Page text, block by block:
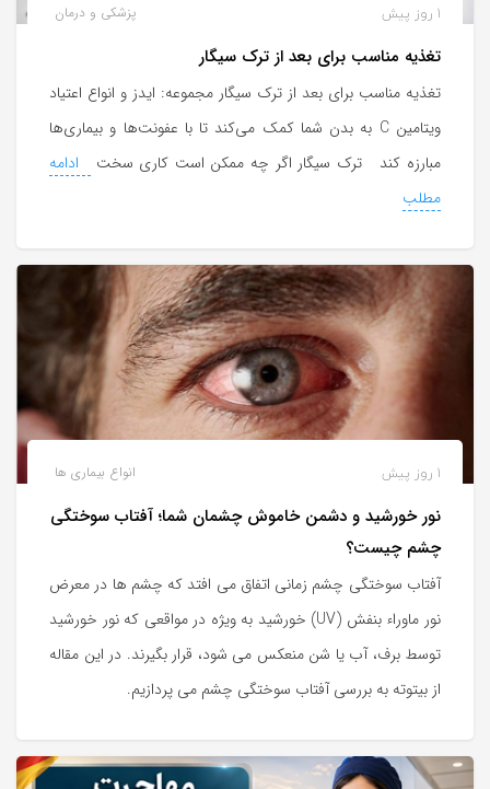
پزشکی و درمان 1 روز پیش
تغذیه مناسب برای بعد از ترک سیگار
تغذیه مناسب برای بعد از ترک سیگار مجموعه: ایدز و انواع اعتیاد
ویتامین C به بدن شما کمک می‌کند تا با عفونت‌ها و بیماری‌ها
مبارزه کند ترک سیگار اگر چه ممکن است کاری سخت
ادامه
مطلب
انواع بیماری ها 1 روز پیش
نور خورشید و دشمن خاموش چشمان شما؛ آفتاب سوختگی
چشم چیست؟
آفتاب سوختگی چشم زمانی اتفاق می افتد که چشم ها در معرض
نور ماوراء بنفش (UV) خورشید به ویژه در مواقعی که نور خورشید
توسط برف، آب یا شن منعکس می شود، قرار بگیرند. در این مقاله
از بیتوته به بررسی آفتاب سوختگی چشم می پردازیم.